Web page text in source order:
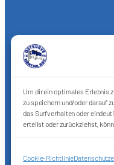
Um dir ein optimales Erlebnis
zu speichern und/oder darauf
das Surfverhalten oder
erteilst oder zurückziehst,
Cookie-Richtlinie